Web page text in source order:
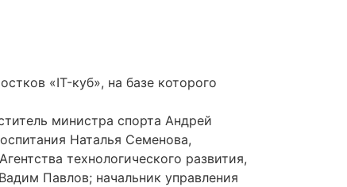
«IT-куб», на базе которого
министра спорта Андрей
Наталья Семенова,
технологического развития,
Павлов; начальник управления